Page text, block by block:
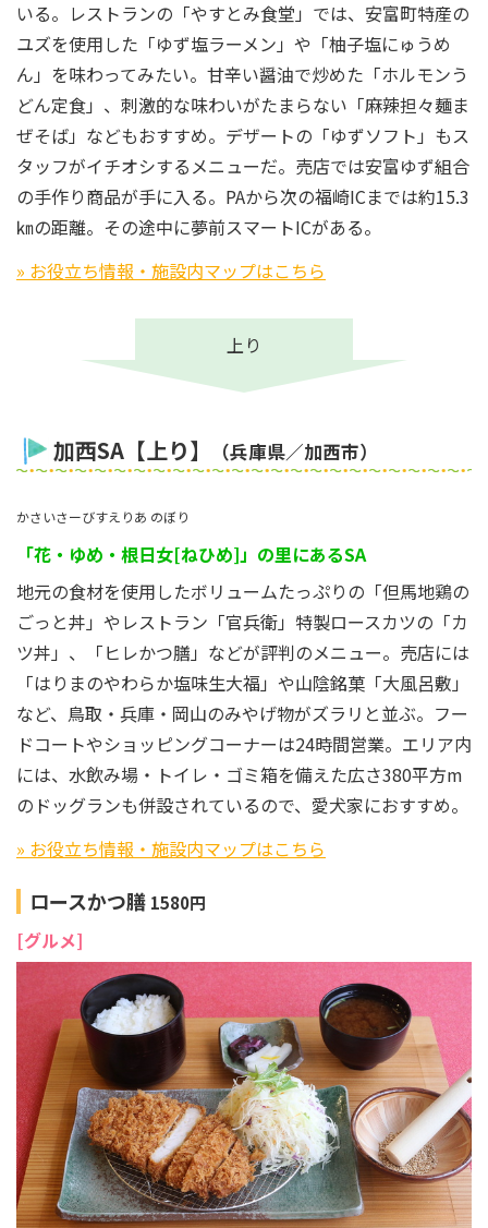
いる。レストランの「やすとみ食堂」では、安富町特産の
ユズを使用した「ゆず塩ラーメン」や「柚子塩にゅうめ
ん」を味わってみたい。甘辛い醤油で炒めた「ホルモンう
どん定食」、刺激的な味わいがたまらない「麻辣担々麺ま
ぜそば」などもおすすめ。デザートの「ゆずソフト」もス
タッフがイチオシするメニューだ。売店では安富ゆず組合
の手作り商品が手に入る。PAから次の福崎ICまでは約15.3
㎞の距離。その途中に夢前スマートICがある。
» お役立ち情報・施設内マップはこちら
上り
加西SA【上り】 （兵庫県／加西市）
かさいさーびすえりあ のぼり
「花・ゆめ・根日女[ねひめ]」の里にあるSA
地元の食材を使用したボリュームたっぷりの「但馬地鶏の
ごっと丼」やレストラン「官兵衛」特製ロースカツの「カ
ツ丼」、「ヒレかつ膳」などが評判のメニュー。売店には
「はりまのやわらか塩味生大福」や山陰銘菓「大風呂敷」
など、鳥取・兵庫・岡山のみやげ物がズラリと並ぶ。フー
ドコートやショッピングコーナーは24時間営業。エリア内
には、水飲み場・トイレ・ゴミ箱を備えた広さ380平方m
のドッグランも併設されているので、愛犬家におすすめ。
» お役立ち情報・施設内マップはこちら
ロースかつ膳 1580円
[グルメ]